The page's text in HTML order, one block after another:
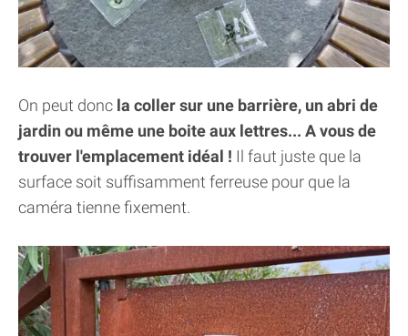
On peut donc la coller sur une barrière, un abri de
jardin ou même une boite aux lettres... A vous de
trouver l'emplacement idéal ! Il faut juste que la
surface soit suffisamment ferreuse pour que la
caméra tienne fixement.